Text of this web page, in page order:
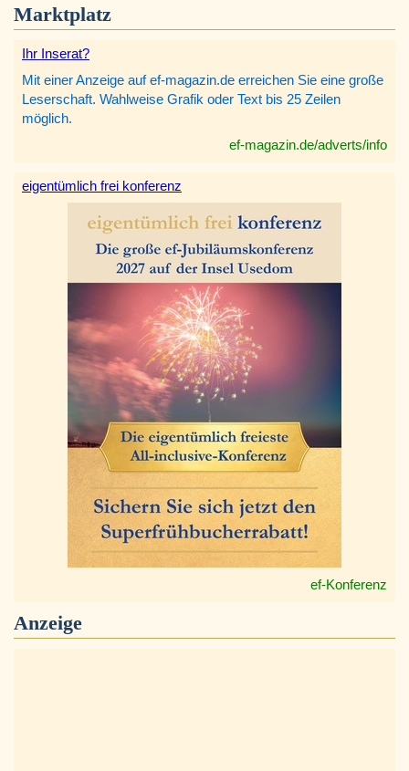
Marktplatz
Ihr Inserat?
Mit einer Anzeige auf ef-magazin.de erreichen Sie eine große
Leserschaft. Wahlweise Grafik oder Text bis 25 Zeilen
möglich.
ef-magazin.de/adverts/info
eigentümlich frei konferenz
ef-Konferenz
Anzeige